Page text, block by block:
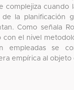
complejiza cuando
la planificación
Como señala
el nivel
empleadas se
empírica al objeto